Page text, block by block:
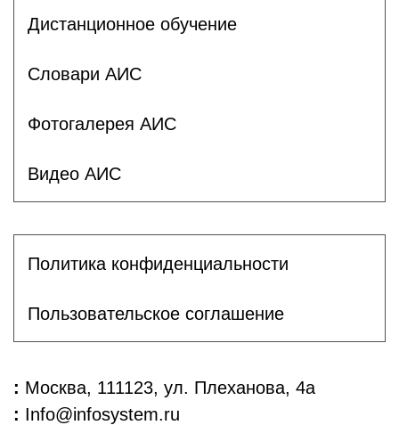
Дистанционное обучение
Словари АИС
Фотогалерея АИС
Видео АИС
Политика конфиденциальности
Пользовательское соглашение
: Москва, 111123, ул. Плеханова, 4а
: Info@infosystem.ru